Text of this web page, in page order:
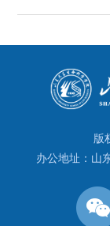
版
办公地址：山